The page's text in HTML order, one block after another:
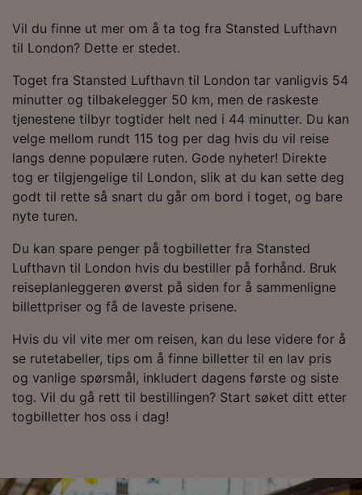
Vil du finne ut mer om å ta tog fra Stansted Lufthavn
til London? Dette er stedet.
Toget fra Stansted Lufthavn til London tar vanligvis 54
minutter og tilbakelegger 50 km, men de raskeste
tjenestene tilbyr togtider helt ned i 44 minutter. Du kan
velge mellom rundt 115 tog per dag hvis du vil reise
langs denne populære ruten. Gode nyheter! Direkte
tog er tilgjengelige til London, slik at du kan sette deg
godt til rette så snart du går om bord i toget, og bare
nyte turen.
Du kan spare penger på togbilletter fra Stansted
Lufthavn til London hvis du bestiller på forhånd. Bruk
reiseplanleggeren øverst på siden for å sammenligne
billettpriser og få de laveste prisene.
Hvis du vil vite mer om reisen, kan du lese videre for å
se rutetabeller, tips om å finne billetter til en lav pris
og vanlige spørsmål, inkludert dagens første og siste
tog. Vil du gå rett til bestillingen? Start søket ditt etter
togbilletter hos oss i dag!